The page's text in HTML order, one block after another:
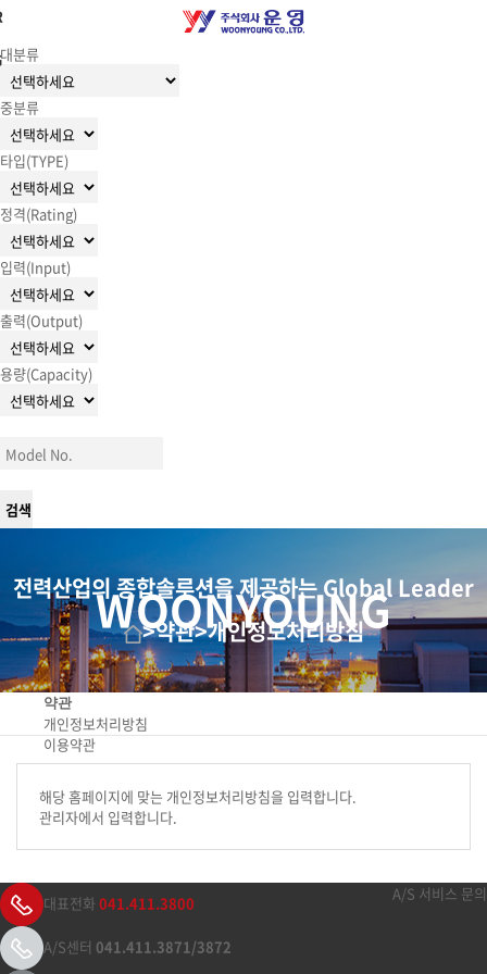
대분류
중분류
타입(TYPE)
정격(Rating)
입력(Input)
출력(Output)
용량(Capacity)
전력산업의 종합솔루션을 제공하는 Global Leader
WOONYOUNG
>약관>개인정보처리방침
약관
개인정보처리방침
이용약관
해당 홈페이지에 맞는 개인정보처리방침을 입력합니다.
관리자에서 입력합니다.
대표전화 041.411.3800
A/S센터 041.411.3871/3872
A/S 서비스 문의